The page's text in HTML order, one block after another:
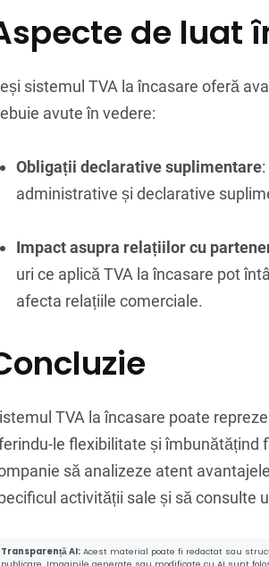
de luat
sistemul TVA la încasare oferă
avute în vedere:
Obligații declarative suplimentare
administrative și declarative
Impact asupra relațiilor cu
uri ce aplică TVA la încasare pot
afecta relațiile comerciale.
TVA la încasare poate
le flexibilitate și îmbunătățind
să analizeze atent
activității sale și să consulte
Transparență AI: Acest material poate fi redactat sau
publicare. Imaginile generate sau modificate cu AI sunt